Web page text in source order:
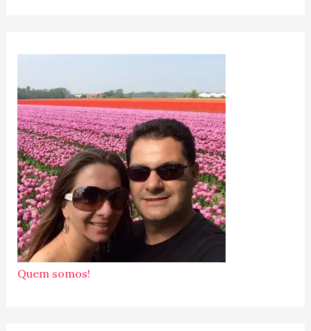
Quem somos!